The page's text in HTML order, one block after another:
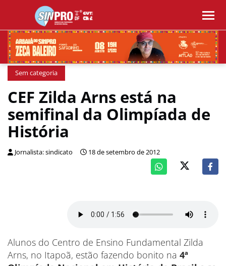
Sem categoria
CEF Zilda Arns está na
semifinal da Olimpíada de
História
Jornalista: sindicato 18 de setembro de 2012
Alunos do Centro de Ensino Fundamental Zilda
Arns, no Itapoã, estão fazendo bonito na 4ª